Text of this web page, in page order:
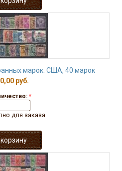
марок. США, 40 марок
руб.
*
для заказа